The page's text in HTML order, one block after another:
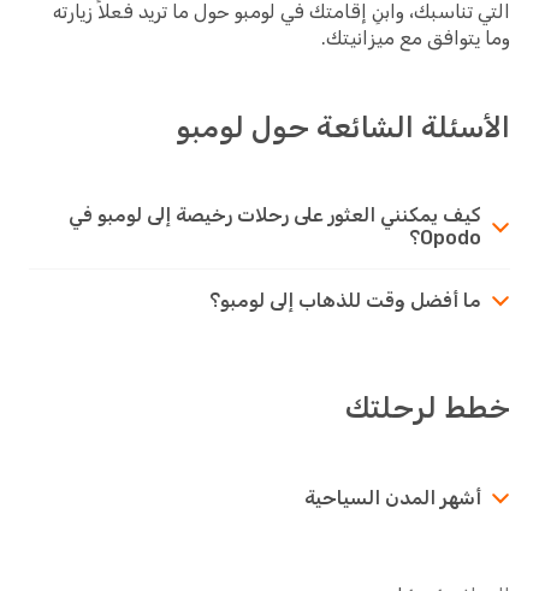
التي تناسبك، وابنِ إقامتك في لومبو حول ما تريد فعلاً زيارته
وما يتوافق مع ميزانيتك.
الأسئلة الشائعة حول لومبو
كيف يمكنني العثور على رحلات رخيصة إلى لومبو في
Opodo؟
ما أفضل وقت للذهاب إلى لومبو؟
خطط لرحلتك
أشهر المدن السياحية